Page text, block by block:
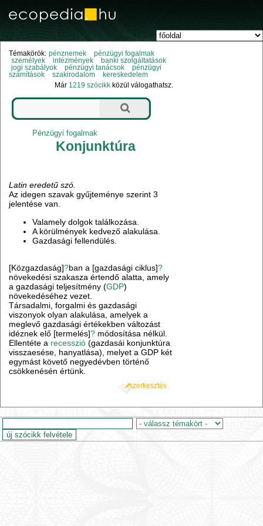
Témakörök: pénznemek
pénzügyi fogalmak
személyek
intézmények
banki szolgáltatások
jogi szabályok
pénzügyi tanácsok
pénzügyi
számítások
szakirodalom
kereskedelem
Már 1219 szócikk közül válogathatsz.
Pénzügyi fogalmak
Konjunktúra
Latin eredetű szó.
Az idegen szavak gyűjteménye szerint 3
jelentése van.
Valamely dolgok találkozása.
A körülmények kedvező alakulása.
Gazdasági fellendülés.
[Közgazdaság]?ban a [gazdasági ciklus]?
növekedési szakasza értendő alatta, amely
a gazdasági teljesítmény (GDP)
növekedéséhez vezet.
Társadalmi, forgalmi és gazdasági
viszonyok olyan alakulása, amelyek a
meglevő gazdasági értékekben változást
idéznek elő [termelés]? módosítása nélkül.
Ellentéte a recesszió (gazdasái konjunktúra
visszaesése, hanyatlása), melyet a GDP két
egymást követő negyedévben történő
csökkenésén értünk.
szerkesztés